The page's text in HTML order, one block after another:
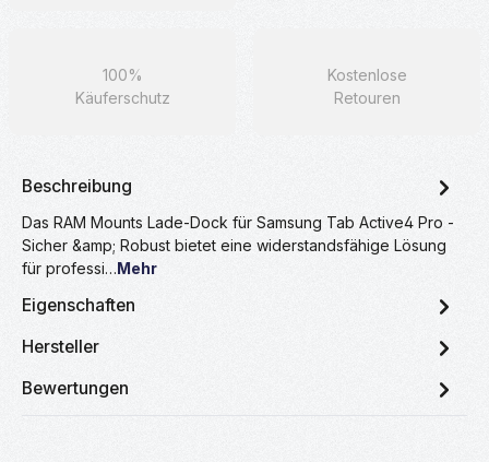
100%
Käuferschutz
Kostenlose
Retouren
Beschreibung
Das RAM Mounts Lade-Dock für Samsung Tab Active4 Pro -
Sicher &amp; Robust bietet eine widerstandsfähige Lösung
für professi…Mehr
Eigenschaften
Hersteller
Bewertungen